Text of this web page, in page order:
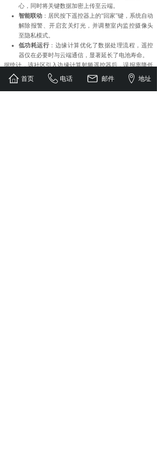
心，同时将关键数据加密上传至云端。
智能联动 ：居民按下遥控器上的“回家”键，系统自动
解除报警、开启玄关灯光，并调整室内监控摄像头
至隐私模式。
低功耗运行 ：边缘计算优化了数据处理流程，遥控
器仅在必要时与云端通信，显著延长了电池寿命。
据统计，该社区引入边缘计算射频遥控器后，误报率降低
了30%，安防响应时间缩短至1秒以内，居民满意度提升了
25%。这一案例充分展示了射频遥控器与边缘计算结合的
首页 电话 邮件 地址